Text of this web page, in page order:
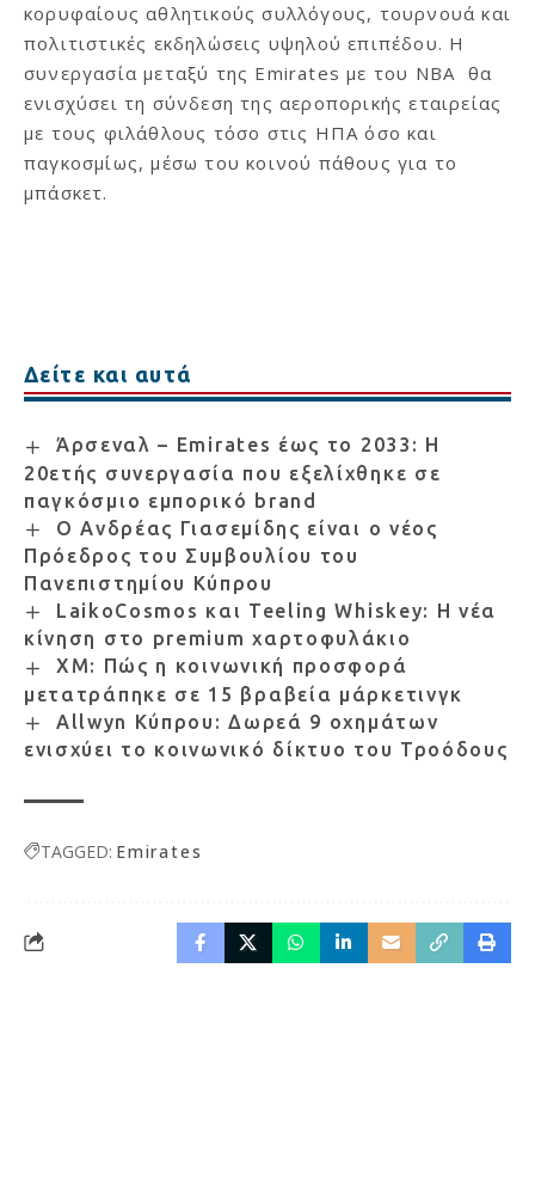
κορυφαίους αθλητικούς συλλόγους, τουρνουά και
πολιτιστικές εκδηλώσεις υψηλού επιπέδου. Η
συνεργασία μεταξύ της Emirates με του NBA θα
ενισχύσει τη σύνδεση της αεροπορικής εταιρείας
με τους φιλάθλους τόσο στις ΗΠΑ όσο και
παγκοσμίως, μέσω του κοινού πάθους για το
μπάσκετ.
Δείτε και αυτά
Άρσεναλ – Emirates έως το 2033: Η
20ετής συνεργασία που εξελίχθηκε σε
παγκόσμιο εμπορικό brand
Ο Ανδρέας Γιασεμίδης είναι ο νέος
Πρόεδρος του Συμβουλίου του
Πανεπιστημίου Κύπρου
LaikoCosmos και Teeling Whiskey: Η νέα
κίνηση στο premium χαρτοφυλάκιο
XM: Πώς η κοινωνική προσφορά
μετατράπηκε σε 15 βραβεία μάρκετινγκ
Allwyn Κύπρου: Δωρεά 9 οχημάτων
ενισχύει το κοινωνικό δίκτυο του Τροόδους
TAGGED: Emirates